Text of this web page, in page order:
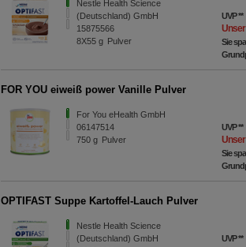
Nestle Health Science
(Deutschland) GmbH
15875566
8X55g Pulver
UVP**
Sie
FOR YOU eiweiß power Vanille Pulver
For You eHealth GmbH
06147514
750g Pulver
UVP**
Sie
OPTIFAST Suppe Kartoffel-Lauch Pulver
Nestle Health Science
(Deutschland) GmbH
UVP**